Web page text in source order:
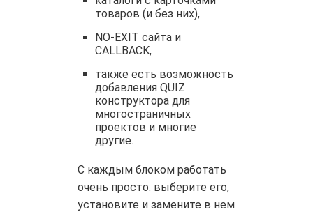
товаров (и без них),
NO-EXIT сайта и
CALLBACK,
также есть возможность
добавления QUIZ
конструктора для
многостраничных
проектов и многие
другие.
С каждым блоком работать
очень просто: выберите его,
установите и замените в нем